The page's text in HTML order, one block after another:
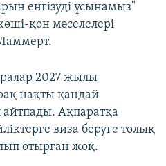
енгізуді ұсынамыз"
қон мәселелері
2027 жылы
нақты қандай
Ақпаратқа
виза беруге толық
отырған жоқ.